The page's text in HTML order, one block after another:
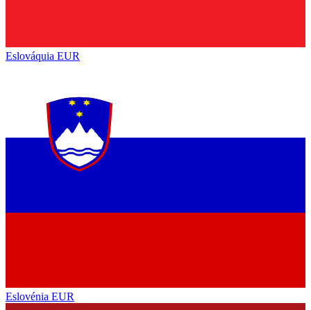
Eslováquia EUR
Eslovénia EUR